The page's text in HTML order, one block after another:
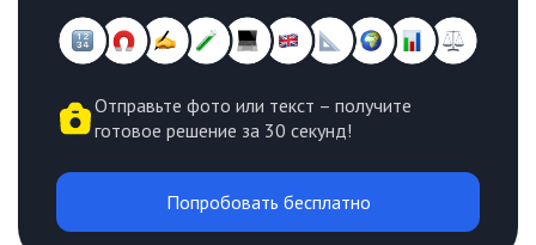
Отправьте фото или текст – получите
готовое решение за 30 секунд!
Попробовать бесплатно